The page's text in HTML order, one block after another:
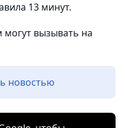
13 минут.
вызывать на
новостью